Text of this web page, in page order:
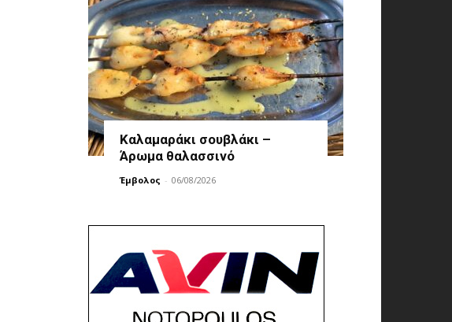
Καλαμαράκι σουβλάκι –
Άρωμα θαλασσινό
Έμβολος - 06/08/2026